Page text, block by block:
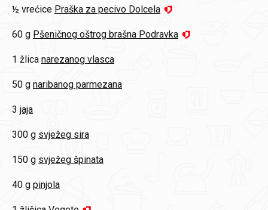
½ vrećice Praška za pecivo Dolcela
60 g Pšeničnog oštrog brašna Podravka
1 žlica narezanog vlasca
50 g naribanog parmezana
3 jaja
300 g svježeg sira
150 g svježeg špinata
40 g pinjola